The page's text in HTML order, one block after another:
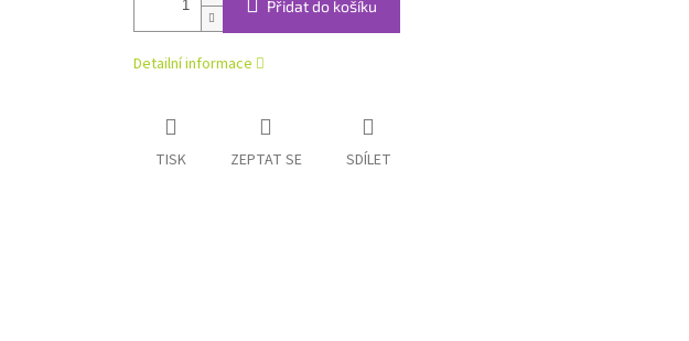
Přidat do košíku
Detailní informace
TISK ZEPTAT SE SDÍLET